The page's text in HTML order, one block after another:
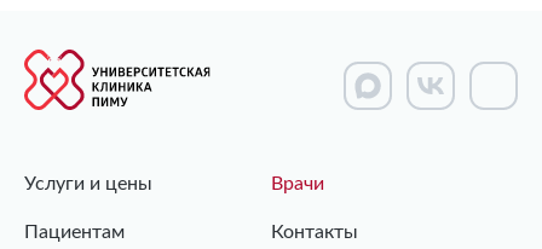
Услуги и цены Врачи
Пациентам Контакты